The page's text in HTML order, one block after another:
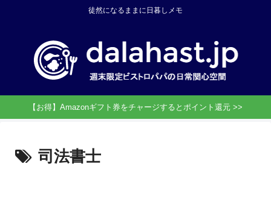
徒然になるままに日暮しメモ
【お得】Amazonギフト券をチャージするとポイント還元 >>
司法書士